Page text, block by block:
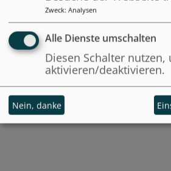
Universität
Potsdam
Zweck: Analysen
Alle Dienste umschalten
Diesen Schalter nutzen,
aktivieren/deaktivieren.
Nein, danke